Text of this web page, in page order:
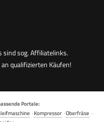
sind sog. Affiliatelinks.
qualifizierten Käufen!
Portale:
·Kompressor ·Oberfräse ·